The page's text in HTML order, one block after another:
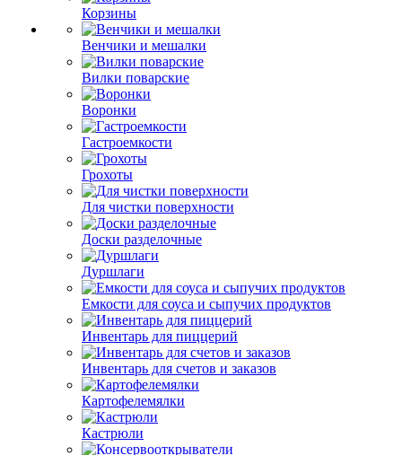
Корзины
Венчики и мешалки
Вилки поварские
Воронки
Гастроемкости
Грохоты
Для чистки поверхности
Доски разделочные
Дуршлаги
Емкости для соуса и сыпучих продуктов
Инвентарь для пиццерий
Инвентарь для счетов и заказов
Картофелемялки
Кастрюли